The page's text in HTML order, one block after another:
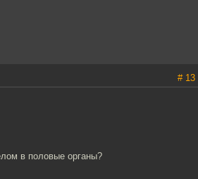
# 13
в половые органы?